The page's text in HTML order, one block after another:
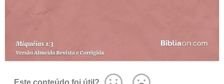
Este conteúdo foi útil?